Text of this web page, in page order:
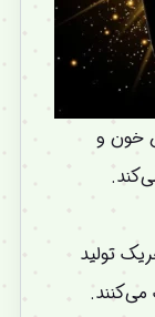
خون و
تولید